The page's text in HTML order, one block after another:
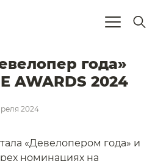
года»
AWARDS 2024
2024
«Девелопером года» и
номинациях на